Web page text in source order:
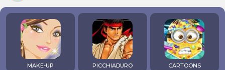
MAKE-UP PICCHIADURO CARTOONS